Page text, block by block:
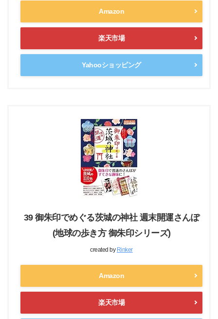
Amazon
楽天市場
Yahooショッピング
39 御朱印でめぐる茨城の神社 週末開運さんぽ
(地球の歩き方 御朱印シリーズ)
created by Rinker
Amazon
楽天市場